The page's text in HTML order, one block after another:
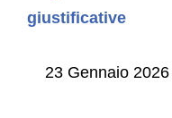
giustificative
23 Gennaio